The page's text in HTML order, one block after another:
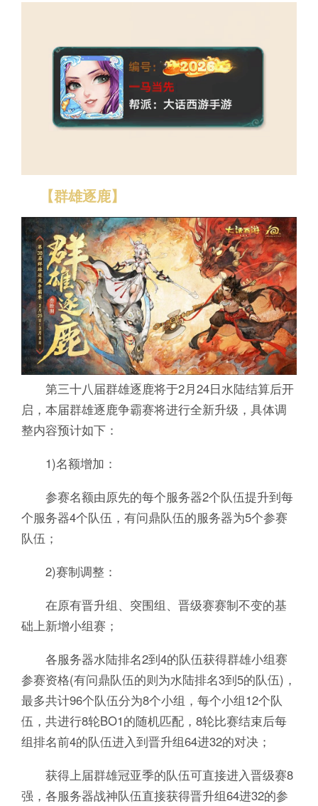
【群雄逐鹿】
第三十八届群雄逐鹿将于2月24日水陆结算后开
启，本届群雄逐鹿争霸赛将进行全新升级，具体调
整内容预计如下：
1)名额增加：
参赛名额由原先的每个服务器2个队伍提升到每
个服务器4个队伍，有问鼎队伍的服务器为5个参赛
队伍；
2)赛制调整：
在原有晋升组、突围组、晋级赛赛制不变的基
础上新增小组赛；
各服务器水陆排名2到4的队伍获得群雄小组赛
参赛资格(有问鼎队伍的则为水陆排名3到5的队伍)，
最多共计96个队伍分为8个小组，每个小组12个队
伍，共进行8轮BO1的随机匹配，8轮比赛结束后每
组排名前4的队伍进入到晋升组64进32的对决；
获得上届群雄冠亚季的队伍可直接进入晋级赛8
强，各服务器战神队伍直接获得晋升组64进32的参